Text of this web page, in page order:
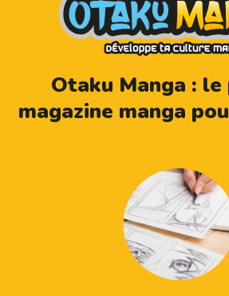
Otaku Manga :
magazine manga